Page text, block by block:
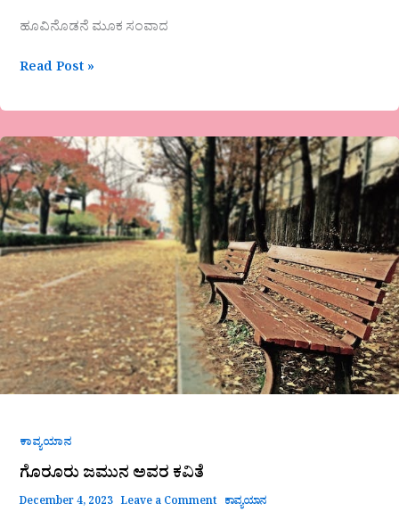
ಹೂವಿನೊಡನೆ ಮೂಕ ಸಂವಾದ
Read Post »
ಕಾವ್ಯಯಾನ
ಗೊರೂರು ಜಮುನ ಅವರ ಕವಿತೆ
December 4, 2023 Leave a Comment ಕಾವ್ಯಯಾನ
ಗೊರೂರು
ಜಮುನ
ಅವರ
ಕವಿತೆ